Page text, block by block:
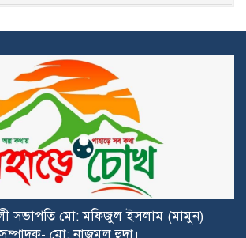
পরিবহনের বাস দুর্ঘটনা,গুরুত্ব আহত ১১
ইসলামাবাদে ছুরিকাঘাতের পরেও শেষ রক্ষা
হয়নি ডাকাতের,আটক ১
ইসলামাবাদে ছুরিকাঘাতের পরেও শেষ রক্ষা
হয়নি ডাকাতের,আটক ১
ঈদগাঁওয়ের গ্রামাঞ্চলে বড়পাতার সেই বটবৃক্ষ
এখন শুধুই স্মৃতি……
সভাপতি মো: মফিজুল ইসলাম (মামুন)
সম্পাদক- মো: নাজমুল হুদা।